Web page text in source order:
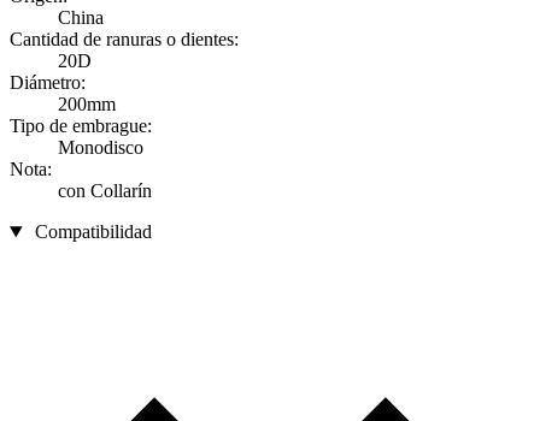
China
Cantidad de ranuras o dientes:
20D
Diámetro:
200mm
Tipo de embrague:
Monodisco
Nota:
con Collarín
Compatibilidad